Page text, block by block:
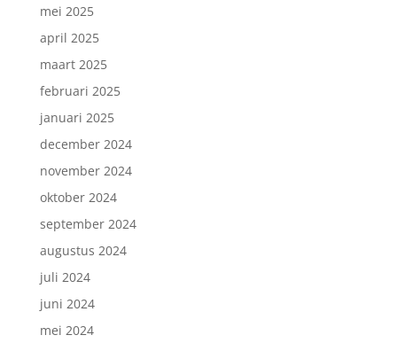
mei 2025
april 2025
maart 2025
februari 2025
januari 2025
december 2024
november 2024
oktober 2024
september 2024
augustus 2024
juli 2024
juni 2024
mei 2024